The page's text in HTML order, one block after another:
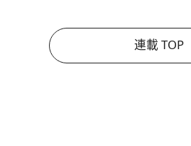
連載 TOP